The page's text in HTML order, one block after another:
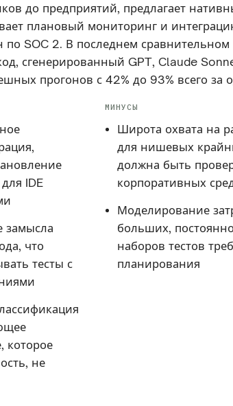
до предприятий, предлагает
плановый мониторинг и
по SOC 2. В последнем сравнительном
сгенерированный GPT, Claude
прогонов с 42% до 93% всего за
IDE
замысла
что
тесты с
которое
не
МИНУСЫ
Широта охвата на
для нишевых
должна быть
корпоративных
Моделирование
больших,
наборов тестов
планирования